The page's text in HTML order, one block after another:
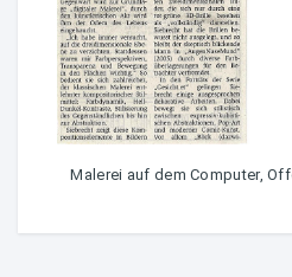
Malerei auf dem Computer,